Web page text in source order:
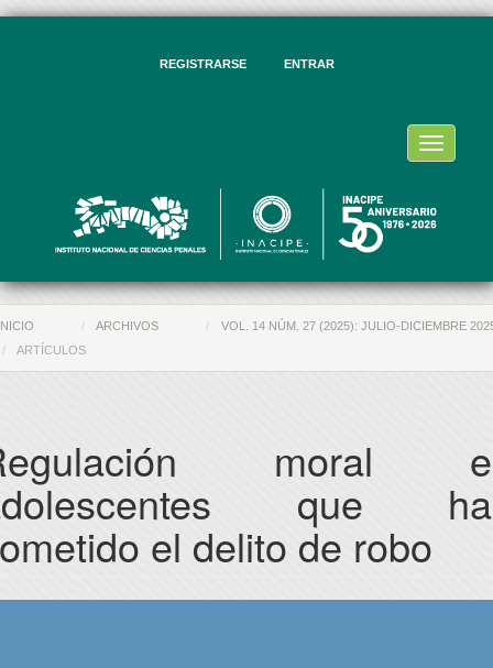
REGISTRARSE ENTRAR
Toggle
ARCHIVOS
VOL. 14 NÚM. 27 (2025): JULIO-DICIEMBRE
ARTÍCULOS
moral
que
el delito de robo